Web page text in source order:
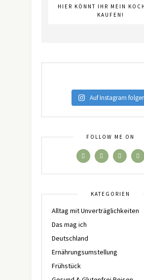
HIER KÖNNT IHR MEIN
KAUFEN!
Auf Instagram folgen
FOLLOW ME ON
KATEGORIEN
Alltag mit Unverträglichkeiten
Das mag ich
Deutschland
Ernährungsumstellung
Frühstück